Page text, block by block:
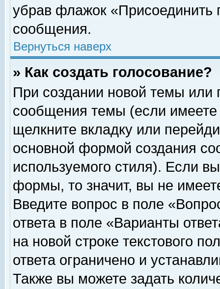
убрав флажок «Присоединить
сообщения.
Вернуться наверх
» Как создать голосование?
При создании новой темы или
сообщения темы (если
щелкните вкладку или
основной формой создания
используемого стиля). Если
формы, то значит, вы не
Введите вопрос в поле
ответа в поле «Варианты
на новой строке текстового
ответа ограничено и
Также вы можете задать